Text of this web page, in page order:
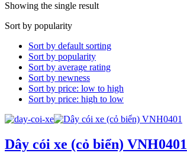
Showing the single result
Sort by popularity
Sort by default sorting
Sort by popularity
Sort by average rating
Sort by newness
Sort by price: low to high
Sort by price: high to low
Dây cói xe (cỏ biển) VNH0401